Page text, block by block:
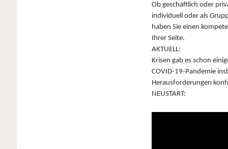
Ob geschäftlich oder
individuell oder als
haben Sie einen
Ihrer Seite.
AKTUELL:
Krisen gab es schon
COVID-19-Pandemie
Herausforderungen
NEUSTART: